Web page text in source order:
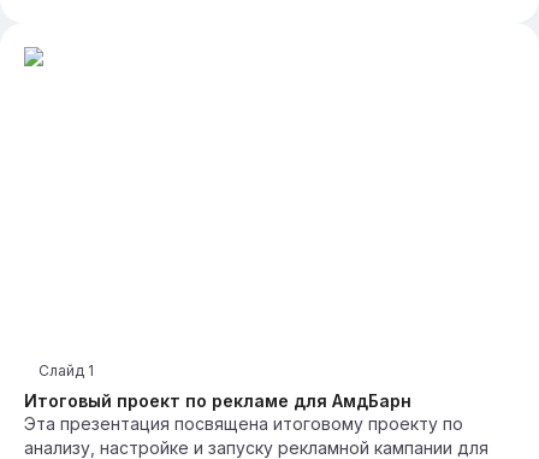
Итоговый проект по рекламе для АмдБарн
Слайд 1
Эта презентация посвящена итоговому проекту по
анализу, настройке и запуску рекламной кампании для